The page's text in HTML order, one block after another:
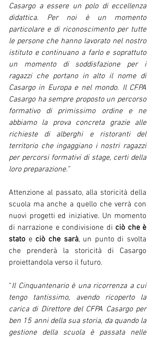
Casargo a essere un polo di eccellenza
didattica. Per noi è un momento
particolare e di riconoscimento per tutte
le persone che hanno lavorato nel nostro
istituto e continuano a farlo e soprattuto
un momento di soddisfazione per i
ragazzi che portano in alto il nome di
Casargo in Europa e nel mondo. Il CFPA
Casargo ha sempre proposto un percorso
formativo di primissimo ordine e ne
abbiamo la prova concreta grazie alle
richieste di alberghi e ristoranti del
territorio che ingaggiano i nostri ragazzi
per percorsi formativi di stage, certi della
loro preparazione.”
Attenzione al passato, alla storicità della
scuola ma anche a quello che verrà con
nuovi progetti ed iniziative. Un momento
di narrazione e condivisione di ciò che è
stato e ciò che sarà, un punto di svolta
che prenderà la storicità di Casargo
proiettandola verso il futuro.
“Il Cinquantenario è una ricorrenza a cui
tengo tantissimo, avendo ricoperto la
carica di Direttore del CFPA Casargo per
ben 15 anni della sua storia, da quando la
gestione della scuola è passata nelle